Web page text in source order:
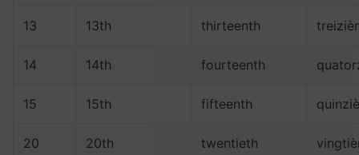
13 13th thirteenth
14 14th fourteenth
15 15th fifteenth
20 20th twentieth